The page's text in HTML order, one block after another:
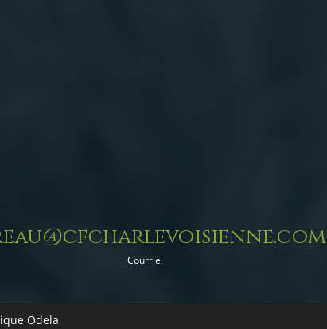
Courriel
Odela